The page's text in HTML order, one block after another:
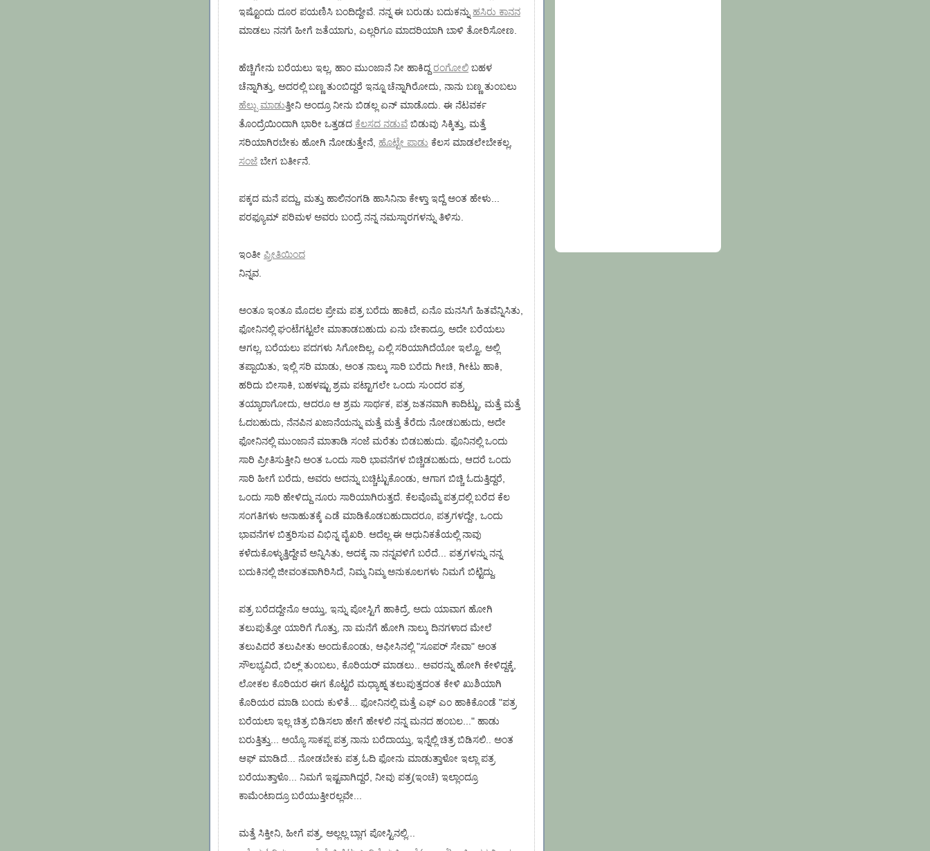
ಇಷ್ಟೊಂದು ದೂರ ಪಯಣಿಸಿ ಬಂದಿದ್ದೇವೆ. ನನ್ನ ಈ ಬರುಡು ಬದುಕನ್ನು ಹಸಿರು ಕಾನನ
ಮಾಡಲು ನನಗೆ ಹೀಗೆ ಜತೆಯಾಗು, ಎಲ್ಲರಿಗೂ ಮಾದರಿಯಾಗಿ ಬಾಳಿ ತೋರಿಸೋಣ.
ಹೆಚ್ಚಿಗೇನು ಬರೆಯಲು ಇಲ್ಲ, ಹಾಂ ಮುಂಜಾನೆ ನೀ ಹಾಕಿದ್ದ ರಂಗೋಲಿ ಬಹಳ
ಚೆನ್ನಾಗಿತ್ತು, ಅದರಲ್ಲಿ ಬಣ್ಣ ತುಂಬಿದ್ದರೆ ಇನ್ನೂ ಚೆನ್ನಾಗಿರೋದು, ನಾನು ಬಣ್ಣ ತುಂಬಲು
ಹೆಲ್ಪು ಮಾಡುತ್ತೀನಿ ಅಂದ್ರೂ ನೀನು ಬಿಡಲ್ಲ ಏನ್ ಮಾಡೊದು. ಈ ನೆಟವರ್ಕ
ತೊಂದ್ರೆಯಿಂದಾಗಿ ಭಾರೀ ಒತ್ತಡದ ಕೆಲಸದ ನಡುವೆ ಬಿಡುವು ಸಿಕ್ಕಿತ್ತು, ಮತ್ತೆ
ಸರಿಯಾಗಿರಬೇಕು ಹೋಗಿ ನೋಡುತ್ತೇನೆ, ಹೊಟ್ಟೇ ಪಾಡು ಕೆಲಸ ಮಾಡಲೇಬೇಕಲ್ಲ,
ಸಂಜೆ ಬೇಗ ಬರ್ತೀನೆ.
ಪಕ್ಕದ ಮನೆ ಪದ್ದು, ಮತ್ತು ಹಾಲಿನಂಗಡಿ ಹಾಸಿನಿನಾ ಕೇಳ್ತಾ ಇದ್ದೆ ಅಂತ ಹೇಳು...
ಪರಫ್ಯೂಮ್ ಪರಿಮಳ ಅವರು ಬಂದ್ರೆ ನನ್ನ ನಮಸ್ಕಾರಗಳನ್ನು ತಿಳಿಸು.
ಇಂತೀ ಪ್ರೀತಿಯಿಂದ
ನಿನ್ನವ.
ಅಂತೂ ಇಂತೂ ಮೊದಲ ಪ್ರೇಮ ಪತ್ರ ಬರೆದು ಹಾಕಿದೆ, ಏನೊ ಮನಸಿಗೆ ಹಿತವೆನ್ನಿಸಿತು,
ಫೋನಿನಲ್ಲಿ ಘಂಟೆಗಟ್ಟಲೇ ಮಾತಾಡಬಹುದು ಏನು ಬೇಕಾದ್ರೂ, ಅದೇ ಬರೆಯಲು
ಆಗಲ್ಲ, ಬರೆಯಲು ಪದಗಳು ಸಿಗೋದಿಲ್ಲ, ಎಲ್ಲಿ ಸರಿಯಾಗಿದೆಯೋ ಇಲ್ವೊ, ಅಲ್ಲಿ
ತಪ್ಪಾಯಿತು, ಇಲ್ಲಿ ಸರಿ ಮಾಡು, ಅಂತ ನಾಲ್ಕು ಸಾರಿ ಬರೆದು ಗೀಚಿ, ಗೀಟು ಹಾಕಿ,
ಹರಿದು ಬೀಸಾಕಿ, ಬಹಳಷ್ಟು ಶ್ರಮ ಪಟ್ಟಾಗಲೇ ಒಂದು ಸುಂದರ ಪತ್ರ
ತಯ್ಯಾರಾಗೋದು, ಆದರೂ ಆ ಶ್ರಮ ಸಾರ್ಥಕ, ಪತ್ರ ಜತನವಾಗಿ ಕಾದಿಟ್ಟು, ಮತ್ತೆ ಮತ್ತೆ
ಓದಬಹುದು, ನೆನಪಿನ ಖಜಾನೆಯನ್ನು ಮತ್ತೆ ಮತ್ತೆ ತೆರೆದು ನೋಡಬಹುದು, ಅದೇ
ಫೋನಿನಲ್ಲಿ ಮುಂಜಾನೆ ಮಾತಾಡಿ ಸಂಜೆ ಮರೆತು ಬಿಡಬಹುದು. ಫೊನಿನಲ್ಲಿ ಒಂದು
ಸಾರಿ ಪ್ರೀತಿಸುತ್ತೀನಿ ಅಂತ ಒಂದು ಸಾರಿ ಭಾವನೆಗಳ ಬಿಚ್ಚಿಡಬಹುದು, ಆದರೆ ಒಂದು
ಸಾರಿ ಹೀಗೆ ಬರೆದು, ಅವರು ಅದನ್ನು ಬಚ್ಚಿಟ್ಟುಕೊಂಡು, ಆಗಾಗ ಬಿಚ್ಚಿ ಓದುತ್ತಿದ್ದರೆ,
ಒಂದು ಸಾರಿ ಹೇಳಿದ್ದು ನೂರು ಸಾರಿಯಾಗಿರುತ್ತದೆ. ಕೆಲವೊಮ್ಮೆ ಪತ್ರದಲ್ಲಿ ಬರೆದ ಕೆಲ
ಸಂಗತಿಗಳು ಅನಾಹುತಕ್ಕೆ ಎಡೆ ಮಾಡಿಕೊಡಬಹುದಾದರೂ, ಪತ್ರಗಳದ್ದೇ, ಒಂದು
ಭಾವನೆಗಳ ಬಿತ್ತರಿಸುವ ವಿಭಿನ್ನ ವೈಖರಿ. ಅದೆಲ್ಲ ಈ ಆಧುನಿಕತೆಯಲ್ಲಿ ನಾವು
ಕಳೆದುಕೊಳ್ಳುತ್ತಿದ್ದೇವೆ ಅನ್ನಿಸಿತು, ಅದಕ್ಕೆ ನಾ ನನ್ನವಳಿಗೆ ಬರೆದೆ... ಪತ್ರಗಳನ್ನು ನನ್ನ
ಬದುಕಿನಲ್ಲಿ ಜೀವಂತವಾಗಿರಿಸಿದೆ, ನಿಮ್ಮ ನಿಮ್ಮ ಅನುಕೂಲಗಳು ನಿಮಗೆ ಬಿಟ್ಟಿದ್ದು.
ಪತ್ರ ಬರೆದದ್ದೇನೊ ಆಯ್ತು, ಇನ್ನು ಪೋಸ್ಟಿಗೆ ಹಾಕಿದ್ರೆ, ಅದು ಯಾವಾಗ ಹೋಗಿ
ತಲುಪುತ್ತೋ ಯಾರಿಗೆ ಗೊತ್ತು, ನಾ ಮನೆಗೆ ಹೋಗಿ ನಾಲ್ಕು ದಿನಗಳಾದ ಮೇಲೆ
ತಲುಪಿದರೆ ತಲುಪೀತು ಅಂದುಕೊಂಡು, ಆಫೀಸಿನಲ್ಲಿ "ಸೂಪರ್ ಸೇವಾ" ಅಂತ
ಸೌಲಭ್ಯವಿದೆ, ಬಿಲ್ಲ್ ತುಂಬಲು, ಕೊರಿಯರ್ ಮಾಡಲು.. ಅವರನ್ನು ಹೋಗಿ ಕೇಳಿದ್ದಕ್ಕೆ,
ಲೋಕಲ ಕೊರಿಯರ ಈಗ ಕೊಟ್ಟರೆ ಮಧ್ಯಾಹ್ನ ತಲುಪುತ್ತದಂತ ಕೇಳಿ ಖುಶಿಯಾಗಿ
ಕೊರಿಯರ ಮಾಡಿ ಬಂದು ಕುಳಿತೆ... ಫೋನಿನಲ್ಲಿ ಮತ್ತೆ ಎಫ್ ಎಂ ಹಾಕಿಕೊಂಡೆ "ಪತ್ರ
ಬರೆಯಲಾ ಇಲ್ಲ ಚಿತ್ರ ಬಿಡಿಸಲಾ ಹೇಗೆ ಹೇಳಲಿ ನನ್ನ ಮನದ ಹಂಬಲ..." ಹಾಡು
ಬರುತ್ತಿತ್ತು... ಅಯ್ಯೊ ಸಾಕಪ್ಪ ಪತ್ರ ನಾನು ಬರೆದಾಯ್ತು, ಇನ್ನೆಲ್ಲಿ ಚಿತ್ರ ಬಿಡಿಸಲಿ.. ಅಂತ
ಆಫ್ ಮಾಡಿದೆ... ನೋಡಬೇಕು ಪತ್ರ ಓದಿ ಫೋನು ಮಾಡುತ್ತಾಳೋ ಇಲ್ಲಾ ಪತ್ರ
ಬರೆಯುತ್ತಾಳೊ... ನಿಮಗೆ ಇಷ್ಟವಾಗಿದ್ದರೆ, ನೀವು ಪತ್ರ(ಇಂಚೆ) ಇಲ್ಲಾಂದ್ರೂ
ಕಾಮೆಂಟಾದ್ರೂ ಬರೆಯುತ್ತೀರಲ್ಲವೇ...
ಮತ್ತೆ ಸಿಕ್ತೀನಿ, ಹೀಗೆ ಪತ್ರ, ಅಲ್ಲಲ್ಲ ಬ್ಲಾಗ ಪೋಸ್ಟಿನಲ್ಲಿ...